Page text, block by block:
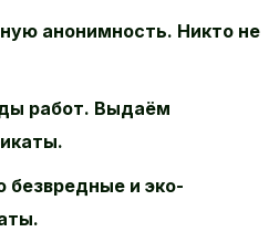
анонимность. Никто не
работ. Выдаём
безвредные и эко-